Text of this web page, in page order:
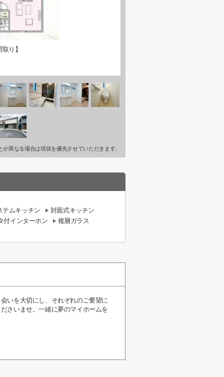
り】
異なる場合は現状を優先させていただきます。
テムキッチン
対面式キッチン
付インターホン
複層ガラス
いを大切にし、それぞれのご要望に
さいませ。一緒に夢のマイホームを